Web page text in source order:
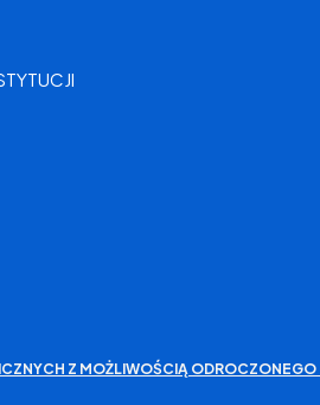
Z MOŻLIWOŚCIĄ ODROCZONEGO